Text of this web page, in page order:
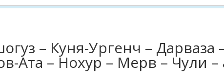
– Куня-Ургенч – Дарваза
Ата – Нохур – Мерв – Чули